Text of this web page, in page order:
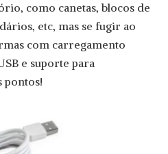
como canetas, blocos de
etc, mas se fugir ao
com carregamento
e suporte para
pontos!